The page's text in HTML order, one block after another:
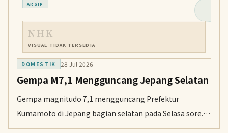
ARSIP
NHK
VISUAL TIDAK TERSEDIA
DOMESTIK 28 Jul 2026
Gempa M7,1 Mengguncang Jepang Selatan
Gempa magnitudo 7,1 mengguncang Prefektur
Kumamoto di Jepang bagian selatan pada Selasa sore.
Badan Meteorologi Jepang melaporkan intensitas 7 di